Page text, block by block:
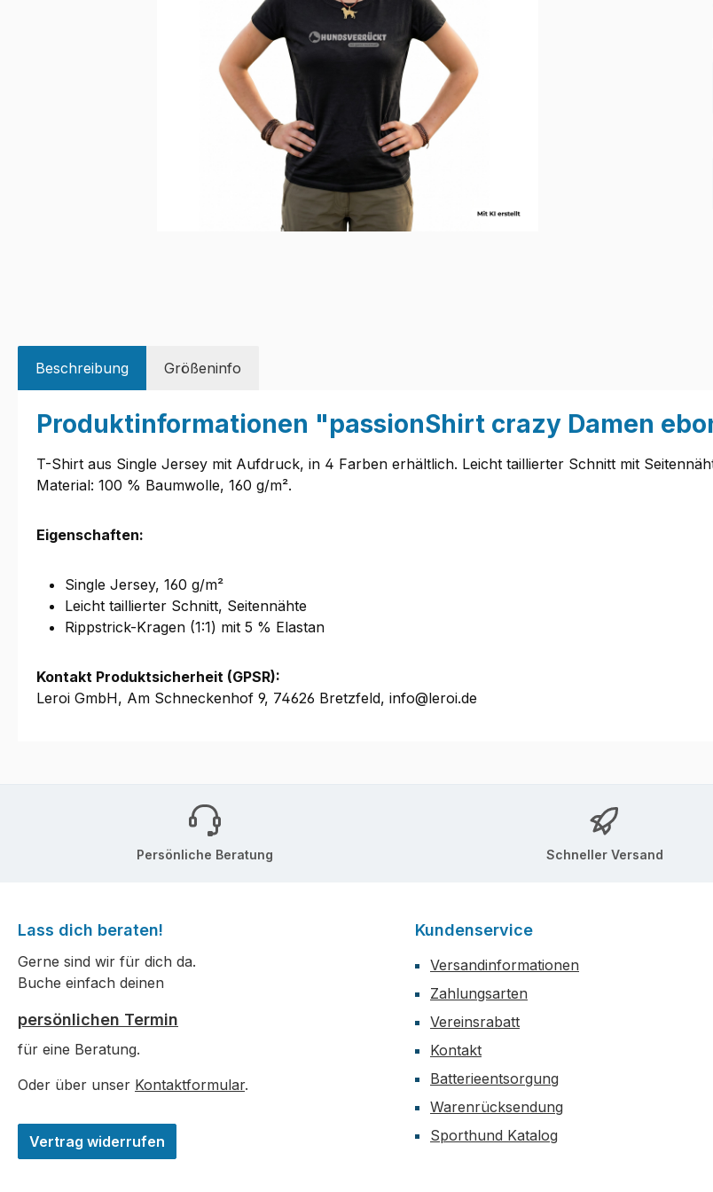
Beschreibung Größeninfo
Produktinformationen "passionShirt crazy Damen
T-Shirt aus Single Jersey mit Aufdruck, in 4 Farben erhältlich. Leicht taillierter Schnitt mit
Material: 100 % Baumwolle, 160 g/m².
Eigenschaften:
Single Jersey, 160 g/m²
Leicht taillierter Schnitt, Seitennähte
Rippstrick-Kragen (1:1) mit 5 % Elastan
Kontakt Produktsicherheit (GPSR):
Leroi GmbH, Am Schneckenhof 9, 74626 Bretzfeld, info@leroi.de
Persönliche Beratung Schneller Versand
Lass dich beraten!
Gerne sind wir für dich da.
Buche einfach deinen
persönlichen Termin
für eine Beratung.
Oder über unser Kontaktformular.
Vertrag widerrufen
Kundenservice
Versandinformationen
Zahlungsarten
Vereinsrabatt
Kontakt
Batterieentsorgung
Warenrücksendung
Sporthund Katalog